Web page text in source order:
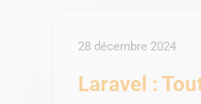
Laravel :
28 décembre 2024